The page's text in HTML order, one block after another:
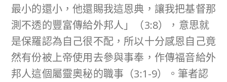
最小的還小，他還賜我這恩典，讓我把基督那
測不透的豐富傳給外邦人」（3:8），意思就
是保羅認為自己很不配，所以十分感恩自己竟
然有份被上帝使用去參與事奉，作傳福音給外
邦人這個屬靈奧秘的職事（3:1-9）。筆者認